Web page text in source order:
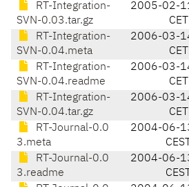
RT-Integration-
SVN-0.03.tar.gz
2005-02-
CET
RT-Integration-
SVN-0.04.meta
2006-03-
CET
RT-Integration-
SVN-0.04.readme
2006-03-
CET
RT-Integration-
SVN-0.04.tar.gz
2006-03-
CET
RT-Journal-0.0
3.meta
2004-06-
CEST
RT-Journal-0.0
3.readme
2004-06-
CEST